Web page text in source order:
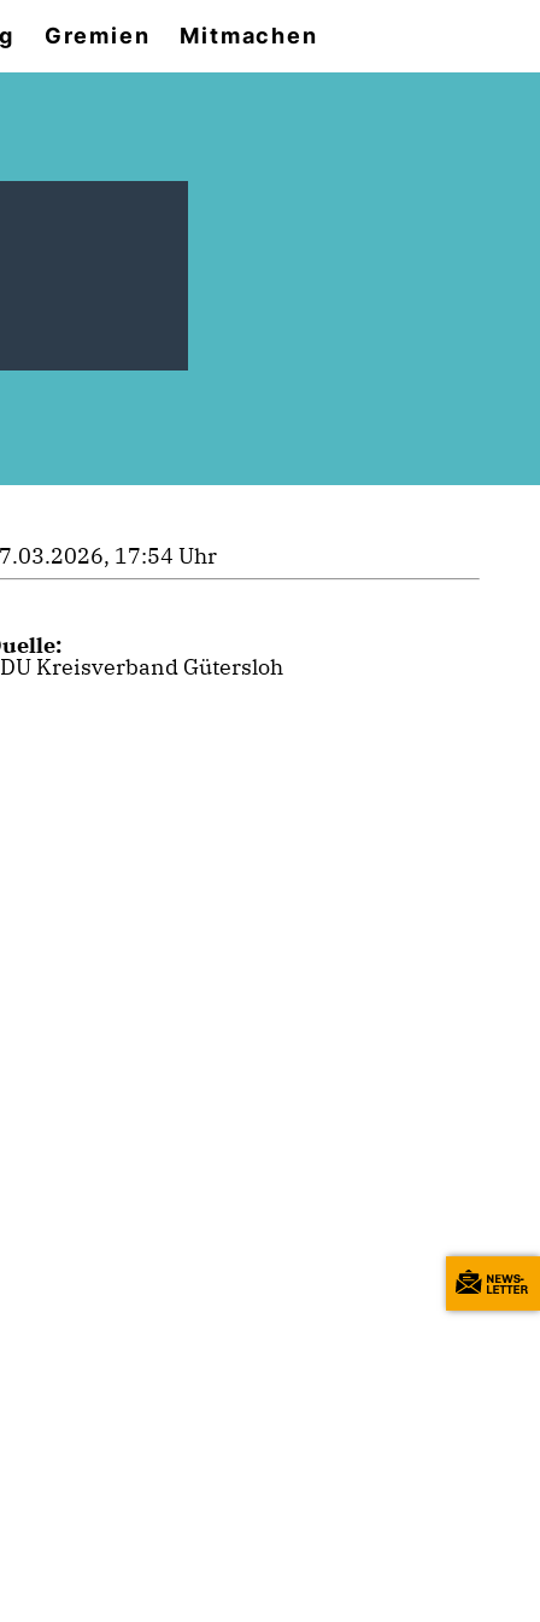
Gremien Mitmachen
17:54 Uhr
Kreisverband Gütersloh